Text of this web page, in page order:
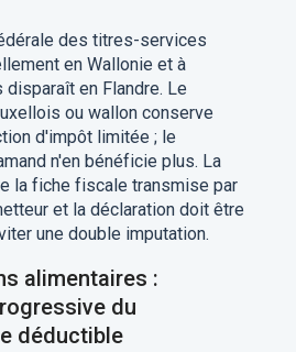
des titres-services
en Wallonie et à
disparaît en Flandre. Le
ou wallon conserve
d'impôt limitée ; le
n'en bénéficie plus. La
la fiche fiscale transmise par
et la déclaration doit être
une double imputation.
alimentaires :
du
déductible